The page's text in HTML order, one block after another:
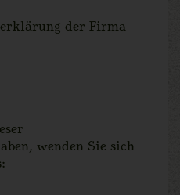
der Firma
wenden Sie sich